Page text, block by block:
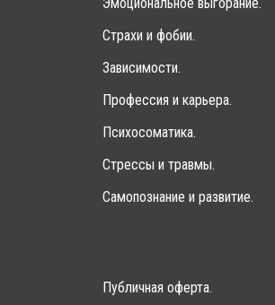
Страхи и фобии.
Зависимости.
Профессия и карьера.
Психосоматика.
Стрессы и травмы.
Самопознание и развитие.
Публичная оферта.